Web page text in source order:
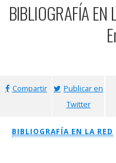
BIBLIOGRAFÍA EN
Compartir
Publicar en
Twitter
BIBLIOGRAFÍA EN LA RED